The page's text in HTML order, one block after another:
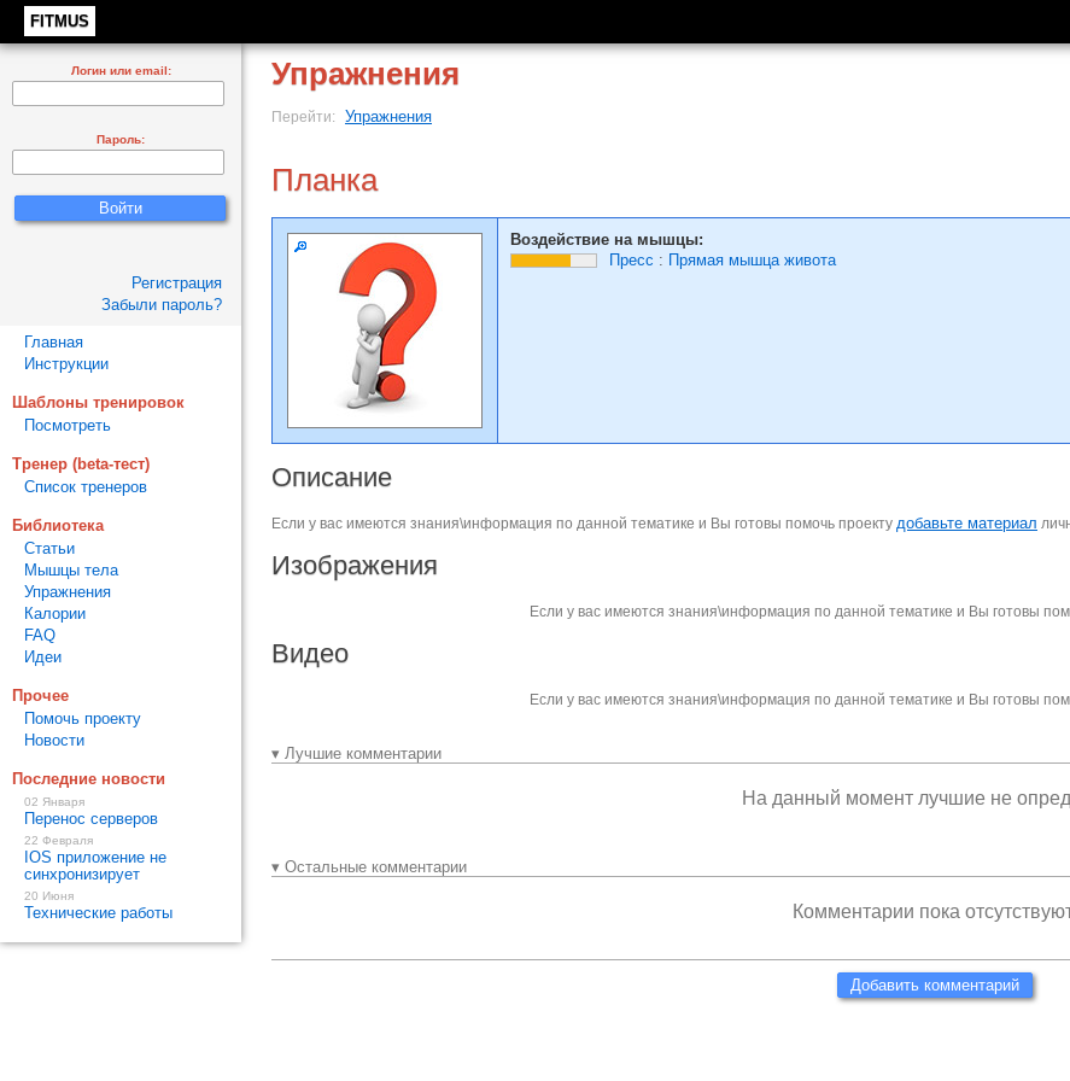
FITMUS
Упражнения
Перейти: Упражнения
Планка
Воздействие на мышцы:
Пресс : Прямая мышца живота
Описание
Если у вас имеются знания\информация по данной тематике и Вы готовы помочь проекту добавьте материал
Изображения
Если у вас имеются знания\информация по данной тематике и Вы готовы
Видео
Если у вас имеются знания\информация по данной тематике и Вы готовы
▾ Лучшие комментарии
На данный момент лучшие не
▾ Остальные комментарии
Комментарии пока
Добавить комментарий
Логин или email:
Пароль:
Регистрация
Забыли пароль?
Главная
Инструкции
Шаблоны тренировок
Посмотреть
Тренер (beta-тест)
Список тренеров
Библиотека
Статьи
Мышцы тела
Упражнения
Калории
FAQ
Идеи
Прочее
Помочь проекту
Новости
Последние новости
02 Января
Перенос серверов
22 Февраля
IOS приложение не
синхронизирует
20 Июня
Технические работы